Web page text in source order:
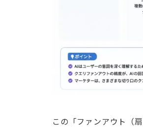
この「ファンアウト（